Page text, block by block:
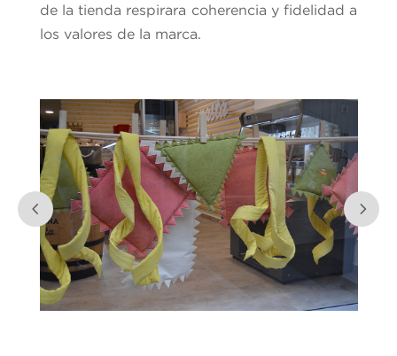
de la tienda respirara coherencia y fidelidad a
los valores de la marca.